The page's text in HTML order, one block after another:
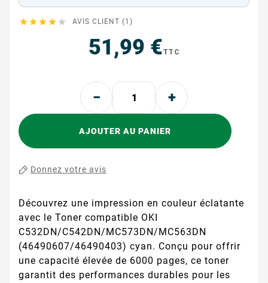
     AVIS CLIENT (1)
51,99 €TTC
AJOUTER AU PANIER
Donnez votre avis
Découvrez une impression en couleur éclatante
avec le Toner compatible OKI
C532DN/C542DN/MC573DN/MC563DN
(46490607/46490403) cyan. Conçu pour offrir
une capacité élevée de 6000 pages, ce toner
garantit des performances durables pour les